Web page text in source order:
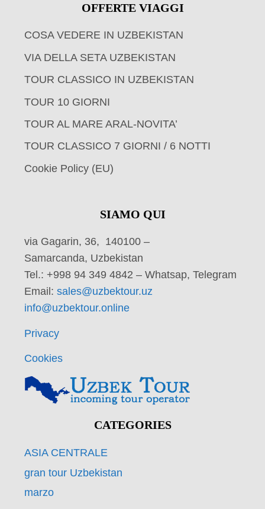
OFFERTE VIAGGI
COSA VEDERE IN UZBEKISTAN
VIA DELLA SETA UZBEKISTAN
TOUR CLASSICO IN UZBEKISTAN
TOUR 10 GIORNI
TOUR AL MARE ARAL-NOVITA’
TOUR CLASSICO 7 GIORNI / 6 NOTTI
Cookie Policy (EU)
SIAMO QUI
via Gagarin, 36, 140100 –
Samarcanda, Uzbekistan
Tel.: +998 94 349 4842 – Whatsap, Telegram
Email: sales@uzbektour.uz
info@uzbektour.online
Privacy
Cookies
CATEGORIES
ASIA CENTRALE
gran tour Uzbekistan
marzo